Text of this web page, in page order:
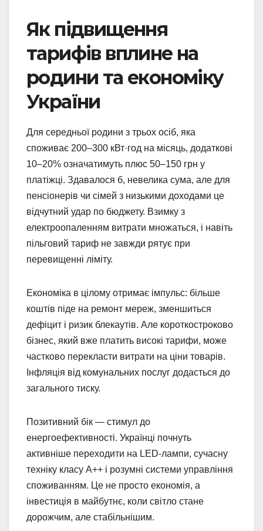
Як підвищення
тарифів вплине на
родини та економіку
України
Для середньої родини з трьох осіб, яка
споживає 200–300 кВт·год на місяць, додаткові
10–20% означатимуть плюс 50–150 грн у
платіжці. Здавалося б, невелика сума, але для
пенсіонерів чи сімей з низькими доходами це
відчутний удар по бюджету. Взимку з
електроопаленням витрати множаться, і навіть
пільговий тариф не завжди рятує при
перевищенні ліміту.
Економіка в цілому отримає імпульс: більше
коштів піде на ремонт мереж, зменшиться
дефіцит і ризик блекаутів. Але короткостроково
бізнес, який вже платить високі тарифи, може
частково перекласти витрати на ціни товарів.
Інфляція від комунальних послуг додасться до
загального тиску.
Позитивний бік — стимул до
енергоефективності. Українці почнуть
активніше переходити на LED-лампи, сучасну
техніку класу А++ і розумні системи управління
споживанням. Це не просто економія, а
інвестиція в майбутнє, коли світло стане
дорожчим, але стабільнішим.